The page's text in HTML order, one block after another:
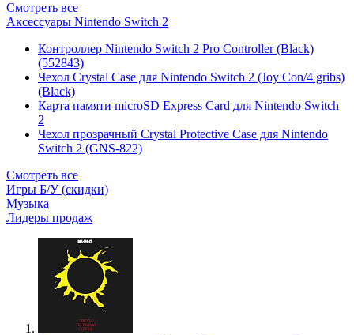
Смотреть все
Аксессуары Nintendo Switch 2
Контроллер Nintendo Switch 2 Pro Controller (Black)
(552843)
Чехол Сrystal Сase для Nintendo Switch 2 (Joy Con/4 gribs)
(Black)
Карта памяти microSD Express Card для Nintendo Switch
2
Чехол прозрачный Crystal Protective Case для Nintendo
Switch 2 (GNS-822)
Смотреть все
Игры Б/У (скидки)
Музыка
Лидеры продаж